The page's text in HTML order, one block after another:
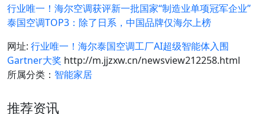
行业唯一！海尔空调获评新一批国家“制造业单项冠军企业”
泰国空调TOP3：除了日系，中国品牌仅海尔上榜
网址: 行业唯一！海尔泰国空调工厂AI超级智能体入围
Gartner大奖 http://m.jjzxw.cn/newsview212258.html
所属分类： 智能家居
推荐资讯